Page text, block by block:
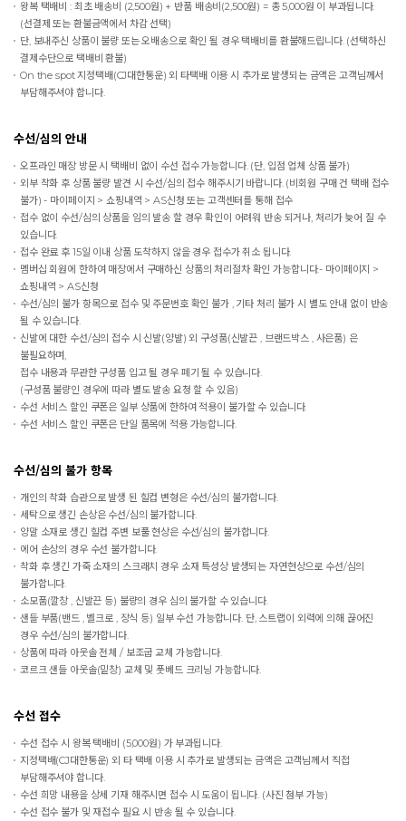
왕복 택배비 : 최초 배송비 (2,500원) + 반품 배송비(2,500원) = 총 5,000원 이 부과됩니다.
(선결제 또는 환불금액에서 차감 선택)
단, 보내주신 상품이 불량 또는 오배송으로 확인 될 경우 택배비를 환불해드립니다. (선택하신
결제수단으로 택배비 환불)
On the spot지정택배(CJ대한통운) 외 타택배 이용 시 추가로 발생되는 금액은 고객님께서
부담해주셔야 합니다.
수선/심의 안내
오프라인 매장 방문 시 택배비 없이 수선 접수 가능합니다. (단, 입점 업체 상품 불가)
외부 착화 후 상품 불량 발견 시 수선/심의 접수 해주시기 바랍니다. (비회원 구매 건 택배 접수
불가) - 마이페이지 > 쇼핑내역 > AS신청 또는 고객센터를 통해 접수
접수 없이 수선/심의 상품을 임의 발송 할 경우 확인이 어려워 반송 되거나, 처리가 늦어 질 수
있습니다.
접수 완료 후 15일 이내 상품 도착하지 않을 경우 접수가 취소 됩니다.
멤버십 회원에 한하여 매장에서 구매하신 상품의 처리절차 확인 가능합니다.- 마이페이지 >
쇼핑내역 > AS신청
수선/심의 불가 항목으로 접수 및 주문번호 확인 불가 , 기타 처리 불가 시 별도 안내 없이 반송
될 수 있습니다.
신발에 대한 수선/심의 접수 시 신발(양발) 외 구성품(신발끈 , 브랜드박스 , 사은품) 은
불필요하며,
접수 내용과 무관한 구성품 입고 될 경우 폐기 될 수 있습니다.
(구성품 불량인 경우에 따라 별도 발송 요청 할 수 있음)
수선 서비스 할인 쿠폰은 일부 상품에 한하여 적용이 불가할 수 있습니다.
수선 서비스 할인 쿠폰은 단일 품목에 적용 가능합니다.
수선/심의 불가 항목
개인의 착화 습관으로 발생 된 힐컵 변형은 수선/심의 불가합니다.
세탁으로 생긴 손상은 수선/심의 불가합니다.
양말 소재로 생긴 힐컵 주변 보풀 현상은 수선/심의 불가합니다.
에어 손상의 경우 수선 불가합니다.
착화 후 생긴 가죽 소재의 스크래치 경우 소재 특성상 발생되는 자연현상으로 수선/심의
불가합니다.
소모품(깔창 , 신발끈 등) 불량의 경우 심의 불가할 수 있습니다.
샌들 부품(밴드 , 벨크로 , 장식 등) 일부 수선 가능합니다. 단, 스트랩이 외력에 의해 끊어진
경우 수선/심의 불가합니다.
상품에 따라 아웃솔 전체 / 보조굽 교체 가능합니다.
코르크 샌들 아웃솔(밑창) 교체 및 풋베드 크리닝 가능합니다.
수선 접수
수선 접수 시 왕복 택배비 (5,000원) 가 부과됩니다.
지정택배(CJ대한통운) 외 타 택배 이용 시 추가로 발생되는 금액은 고객님께서 직접
부담해주셔야 합니다.
수선 희망 내용을 상세 기재 해주시면 접수 시 도움이 됩니다. (사진 첨부 가능)
수선 접수 불가 및 재접수 필요 시 반송 될 수 있습니다.